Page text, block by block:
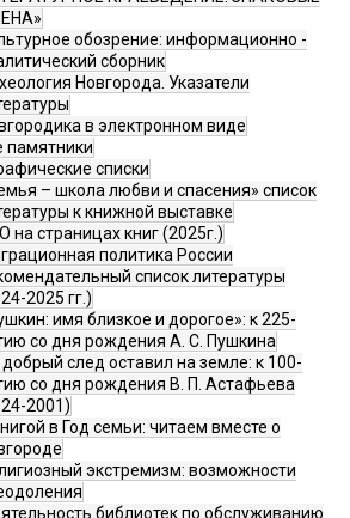
обозрение: информационно -
сборник
Новгорода. Указатели
в электронном виде
памятники
списки
– школа любви и спасения» список
к книжной выставке
на страницах книг (2025г.)
политика России
список литературы
2025 гг.)
имя близкое и дорогое»: к 225-
со дня рождения А. С. Пушкина
след оставил на земле: к 100-
со дня рождения В. П. Астафьева
2001)
в Год семьи: читаем вместе о
экстремизм: возможности
библиотек по обслуживанию